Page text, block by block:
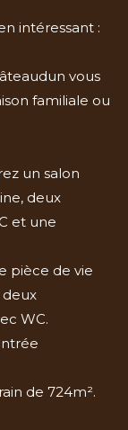
intéressant :
vous
familiale ou
un salon
deux
et une
pièce de vie
deux
WC.
de 724m².